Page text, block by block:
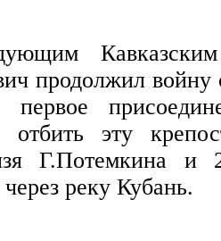
продолжил войну
первое
отбить эту
Г.Потемкина и
реку Кубань.